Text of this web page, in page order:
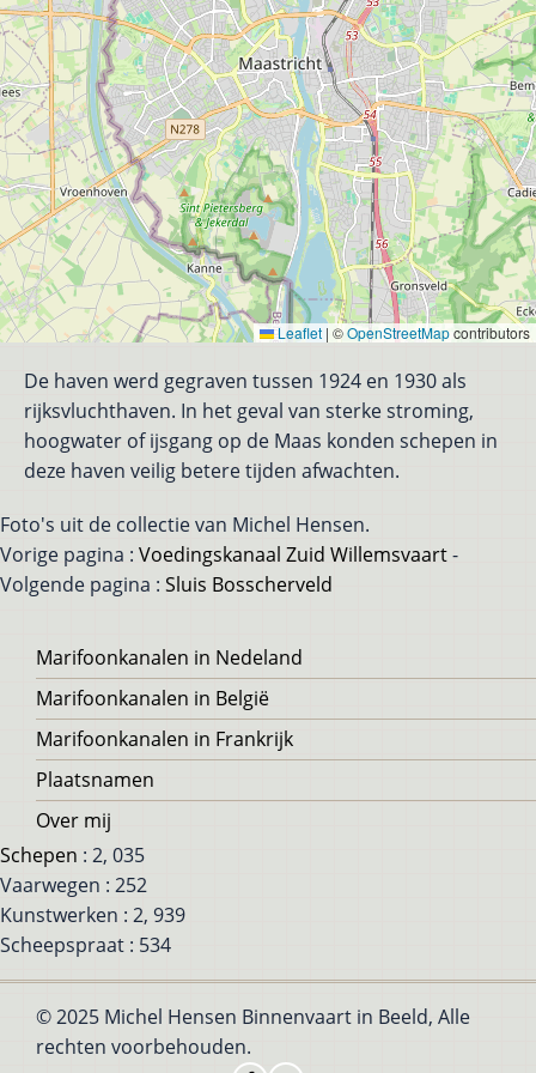
Leaflet | ©OpenStreetMapcontributors
De haven werd gegraven tussen 1924 en 1930 als
rijksvluchthaven. In het geval van sterke stroming,
hoogwater of ijsgang op de Maas konden schepen in
deze haven veilig betere tijden afwachten.
Foto's uit de collectie van Michel Hensen.
Vorige pagina : Voedingskanaal Zuid Willemsvaart-
Volgende pagina : Sluis Bosscherveld
Voet
Marifoonkanalen in Nedeland
Marifoonkanalen in België
Marifoonkanalen in Frankrijk
Plaatsnamen
Over mij
Schepen : 2, 035
Vaarwegen : 252
Kunstwerken : 2, 939
Scheepspraat : 534
© 2025 Michel Hensen Binnenvaart in Beeld, Alle
rechten voorbehouden.